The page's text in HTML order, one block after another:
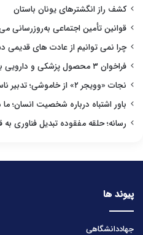
کشف راز انگشترهای یونان باستان
قوانین تأمین اجتماعی به‌روزرسانی
چرا نمی توانیم از عادت های قدیمی
فراخوان ۳ محصول پزشکی و دارویی به دلیل خطرهای کیفی و ایمنی
نجات «وویجر ۲» از خاموشی؛ تدبیر ناسا برای حفظ کاوشگر ۴۸ ساله
باور اشتباه درباره شخصیت انسان؛
رسانه؛ حلقه مفقوده تبدیل فناوری
پیوند ها
جهاددانشگاهی